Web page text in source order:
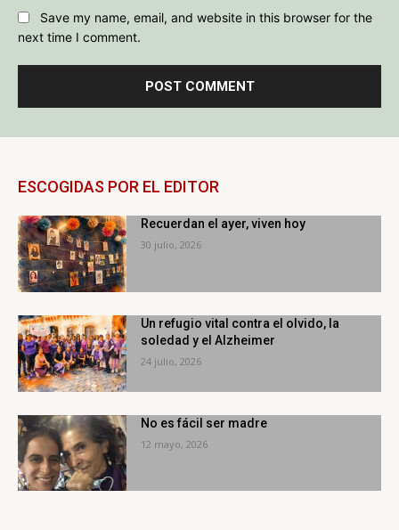
Save my name, email, and website in this browser for the
next time I comment.
ESCOGIDAS POR EL EDITOR
Recuerdan el ayer, viven hoy
30 julio, 2026
Un refugio vital contra el olvido, la
soledad y el Alzheimer
24 julio, 2026
No es fácil ser madre
12 mayo, 2026